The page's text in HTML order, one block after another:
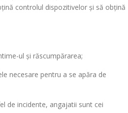
controlul dispozitivelor și să obțină
ul și răscumpărarea;
necesare pentru a se apăra de
de incidente, angajatii sunt cei